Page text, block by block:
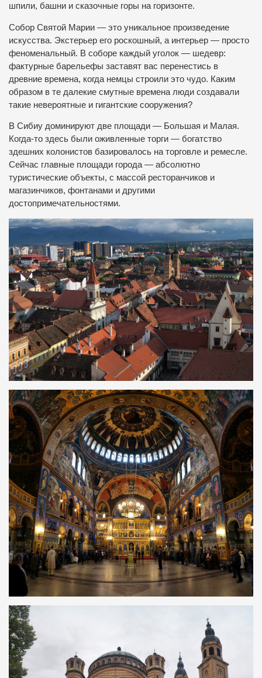
шпили, башни и сказочные горы на горизонте.
Собор Святой Марии — это уникальное произведение
искусства. Экстерьер его роскошный, а интерьер — просто
феноменальный. В соборе каждый уголок — шедевр:
фактурные барельефы заставят вас перенестись в
древние времена, когда немцы строили это чудо. Каким
образом в те далекие смутные времена люди создавали
такие невероятные и гигантские сооружения?
В Сибиу доминируют две площади — Большая и Малая.
Когда-то здесь были оживленные торги — богатство
здешних колонистов базировалось на торговле и ремесле.
Сейчас главные площади города — абсолютно
туристические объекты, с массой ресторанчиков и
магазинчиков, фонтанами и другими
достопримечательностями.